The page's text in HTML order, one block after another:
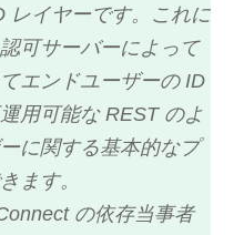
レイヤーです。これに
可サーバーによって
エンドユーザーの ID
用可能な REST のよ
に関する基本的なプ
ます。
の依存当事者